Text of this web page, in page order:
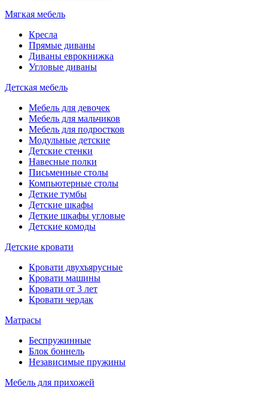
Мягкая мебель
Кресла
Прямые диваны
Диваны еврокнижка
Угловые диваны
Детская мебель
Мебель для девочек
Мебель для мальчиков
Мебель для подростков
Модульные детские
Детские стенки
Навесные полки
Письменные столы
Компьютерные столы
Деткие тумбы
Детские шкафы
Деткие шкафы угловые
Детские комоды
Детские кровати
Кровати двухъярусные
Кровати машины
Кровати от 3 лет
Кровати чердак
Матрасы
Беспружинные
Блок боннель
Независимые пружины
Мебель для прихожей